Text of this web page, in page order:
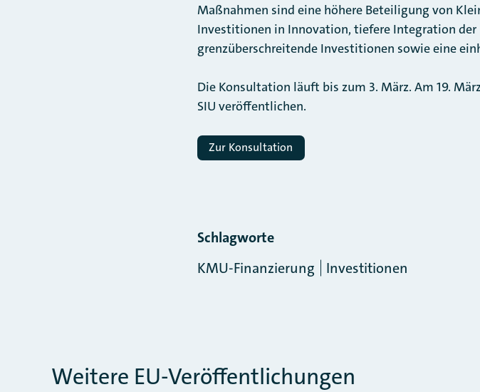
Maßnahmen sind eine höhere Beteiligung von
Investitionen in Innovation, tiefere Integration
grenzüberschreitende Investitionen sowie eine
Die Konsultation läuft bis zum 3. März. Am 19.
SIU veröffentlichen.
Zur Konsultation
Schlagworte
KMU-Finanzierung
Investitionen
Weitere EU-Veröffentlichungen